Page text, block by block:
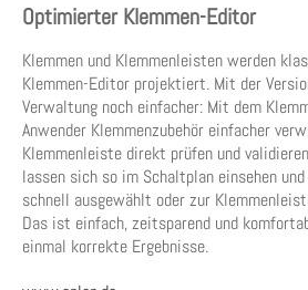
Optimierter Klemmen-Editor
Klemmen und Klemmenleisten werden
Klemmen-Editor projektiert. Mit der
Verwaltung noch einfacher: Mit dem
Anwender Klemmenzubehör einfacher
Klemmenleiste direkt prüfen und
lassen sich so im Schaltplan einsehen
schnell ausgewählt oder zur
Das ist einfach, zeitsparend und
einmal korrekte Ergebnisse.